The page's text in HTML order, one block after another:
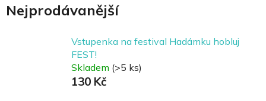
Nejprodávanější
Vstupenka na festival Hadámku hobluj
FEST!
Skladem (>5 ks)
130 Kč